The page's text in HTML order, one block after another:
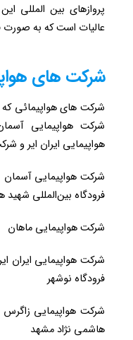
پروازهای بین المللی
عالیات است که به صورت
شرکت های
شرکت های هواپیمائی که
شرکت هواپیمایی
هواپیمایی ایران ایر و
شرکت هواپیمایی
فرودگاه بین‌المللی
شرکت هواپیمایی
شرکت هواپیمایی
فرودگاه نوشهر
شرکت هواپیمایی
هاشمی نژاد مشهد